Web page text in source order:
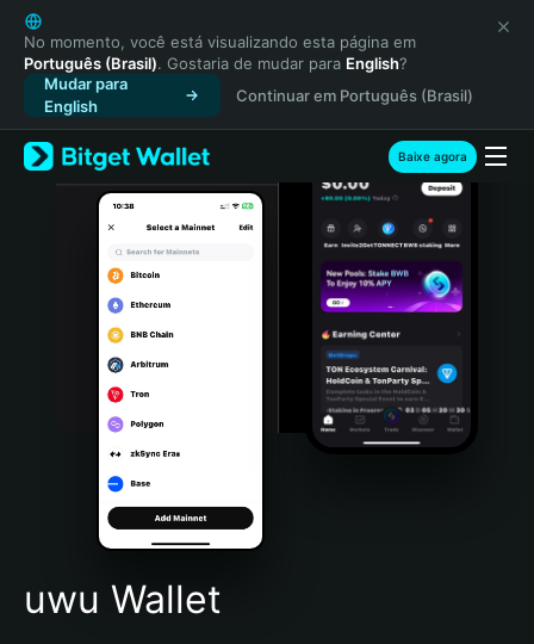
English
日本語
Tiếng Việt
Русский
Español (Latinoamérica)
Türkçe
Italiano
Português (Portugal)
Bahasa Indonesia
Português (Brasil)
Español (Argentina)
No momento, você está visualizando esta página em
Português (Brasil). Gostaria de mudar para English?
Mudar para
English
Continuar em Português (Brasil)
Baixe agora
uwu Wallet